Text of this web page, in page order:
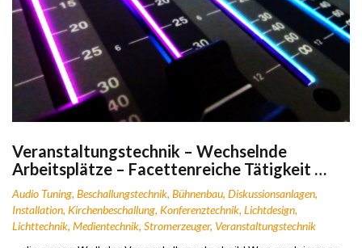
Veranstaltungstechnik – Wechselnde
Arbeitsplätze – Facettenreiche Tätigkeit …
Audio Tuning, Beschallungstechnik, Bühnenbau, Diskussionsanlagen,
Installation, Kirchenbeschallung, Konferenztechnik, Lichtdesign,
Lichttechnik, Medientechnik, Stromerzeuger, Veranstaltungstechnik